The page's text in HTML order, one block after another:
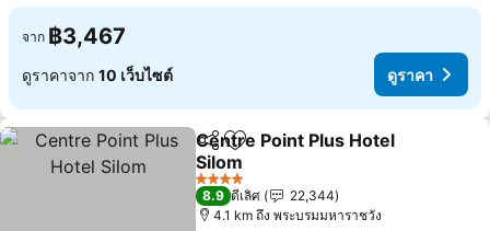
จาก ฿3,467
ดูราคาจาก 10 เว็บไซต์ ดูราคา
แชร์ เพิ่มในรายการโปรด
Centre Point Plus Hotel
Silom
4 ดาว
8.9 ดีเลิศ
22,344
4.1 km ถึง พระบรมมหาราชวัง